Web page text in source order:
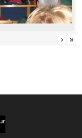
› »